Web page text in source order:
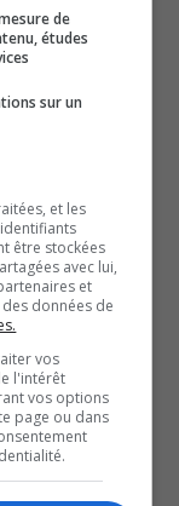
qu’elle juge
le projet de loi
elle,
médecins de
encore plus
pénurie de
elle
les médecins
et
soigner avec
sur la
de souffle.
NOTRE
de
études
sur un
et les
être stockées
avec lui,
et
données de
vos
l'intérêt
vos options
page ou dans